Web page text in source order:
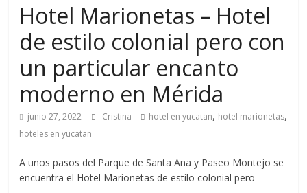
Hotel Marionetas – Hotel
de estilo colonial pero con
un particular encanto
moderno en Mérida
junio 27, 2022 Cristina hotel en yucatan, hotel marionetas,
hoteles en yucatan
A unos pasos del Parque de Santa Ana y Paseo Montejo se
encuentra el Hotel Marionetas de estilo colonial pero